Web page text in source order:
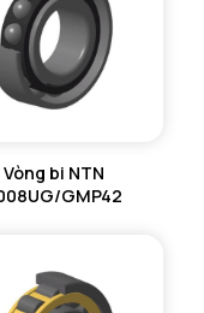
Vòng bi NTN
GMP42